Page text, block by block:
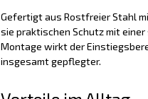
Gefertigt aus Rostfreier Stahl
sie praktischen Schutz mit
Montage wirkt der
insgesamt gepflegter.